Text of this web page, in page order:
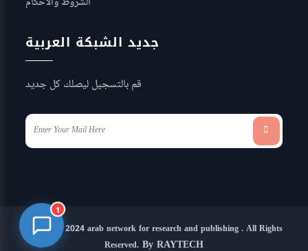
جديد الشبكة العربية
قم بالتسجيل ليصلك كل جديد
Copyright 2024 arab network for research and publishing . All Rights
Reserved. By RAYTECH
1